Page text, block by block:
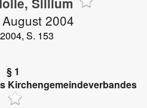
2004
S. 153
§ 1
Kirchengemeindeverbandes